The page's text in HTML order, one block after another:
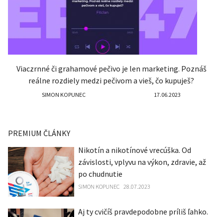
Viaczrnné či grahamové pečivo je len marketing. Poznáš
reálne rozdiely medzi pečivom a vieš, čo kupuješ?
SIMON KOPUNEC 17.06.2023
PREMIUM ČLÁNKY
Nikotín a nikotínové vrecúška. Od
závislosti, vplyvu na výkon, zdravie, až
po chudnutie
SIMON KOPUNEC 28.07.2023
Aj ty cvičíš pravdepodobne príliš ľahko.